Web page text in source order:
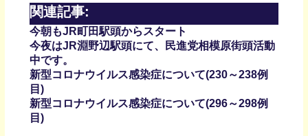
関連記事:
今朝もJR町田駅頭からスタート
今夜はJR淵野辺駅頭にて、民進党相模原街頭活動
中です。
新型コロナウイルス感染症について(230～238例
目)
新型コロナウイルス感染症について(296～298例
目)